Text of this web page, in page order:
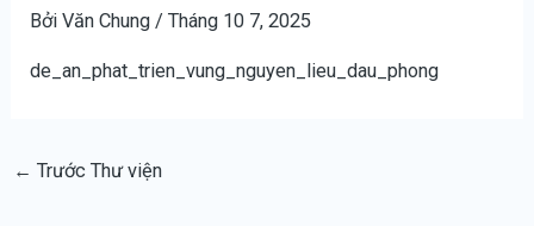
BởiVăn Chung /Tháng 10 7, 2025
de_an_phat_trien_vung_nguyen_lieu_dau_phong
← Trước Thư viện